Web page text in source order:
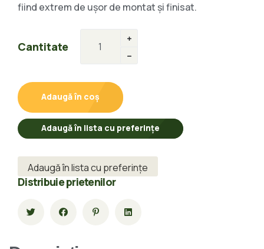
fiind extrem de ușor de montat și finisat.
Cantitate
Adaugă în coș
Adaugă în lista cu preferințe
Adaugă în lista cu preferințe
Distribuie prietenilor